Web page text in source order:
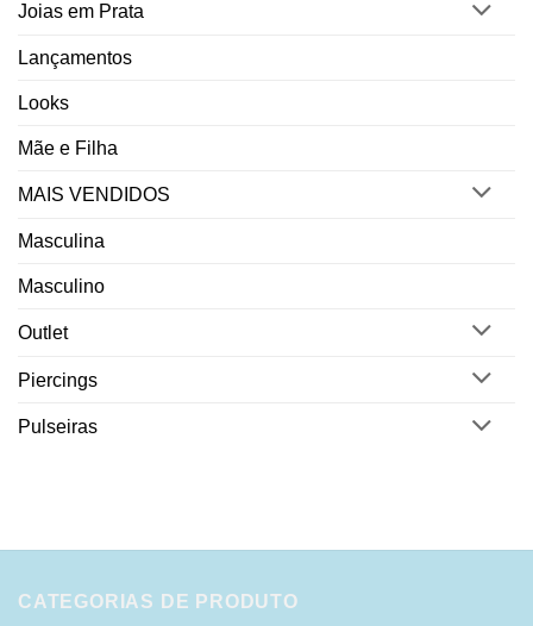
Joias em Prata
Lançamentos
Looks
Mãe e Filha
MAIS VENDIDOS
Masculina
Masculino
Outlet
Piercings
Pulseiras
CATEGORIAS DE PRODUTO